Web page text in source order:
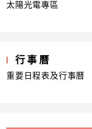
太陽光電專區
行事曆
重要日程表及行事曆